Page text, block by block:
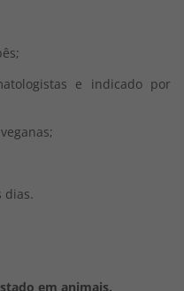
e indicado por
em animais.